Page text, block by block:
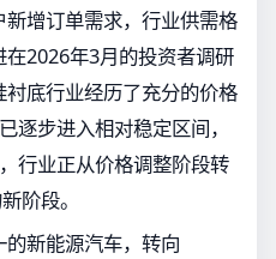
增订单需求，行业供需格
2026年3月的投资者调研
底行业经历了充分的价格
逐步进入相对稳定区间，
行业正从价格调整阶段转
阶段。
新能源汽车，转向